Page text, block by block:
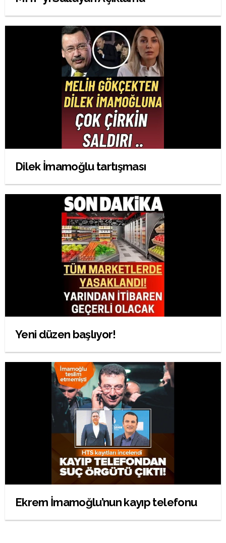
Dilek İmamoğlu tartışması
Yeni düzen başlıyor!
Ekrem İmamoğlu’nun kayıp telefonu